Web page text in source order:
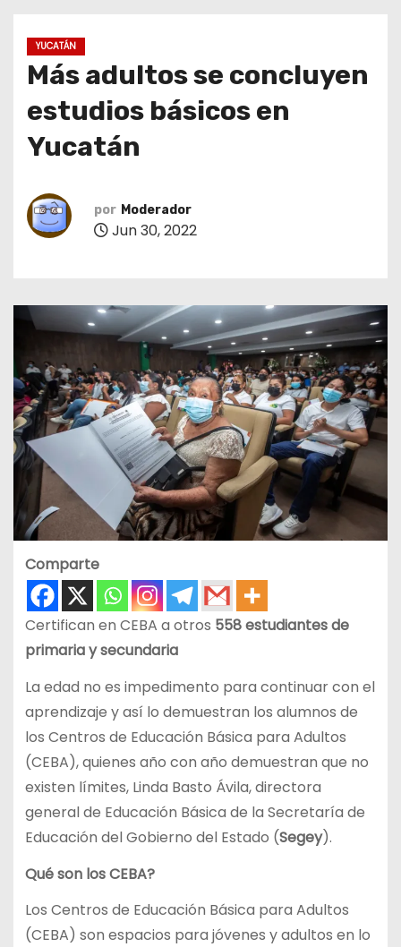
YUCATÁN
Más adultos se concluyen
estudios básicos en
Yucatán
por Moderador
Jun 30, 2022
Comparte
Certifican en CEBA a otros 558 estudiantes de
primaria y secundaria
La edad no es impedimento para continuar con el
aprendizaje y así lo demuestran los alumnos de
los Centros de Educación Básica para Adultos
(CEBA), quienes año con año demuestran que no
existen límites, Linda Basto Ávila, directora
general de Educación Básica de la Secretaría de
Educación del Gobierno del Estado (Segey).
Qué son los CEBA?
Los Centros de Educación Básica para Adultos
(CEBA) son espacios para jóvenes y adultos en lo